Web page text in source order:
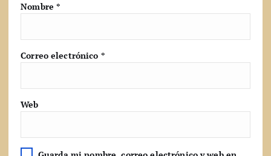
Nombre*
Correo electrónico *
Web